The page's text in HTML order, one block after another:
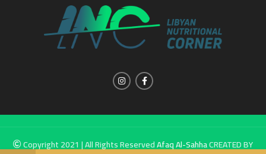
Copyright 2021 | All Rights ReservedAfaq Al-SahhaCREATED BY